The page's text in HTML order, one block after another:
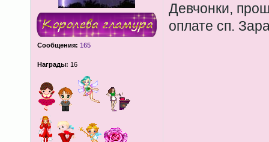
Сообщения: 165
Награды: 16
Девчонки,
оплате сп.